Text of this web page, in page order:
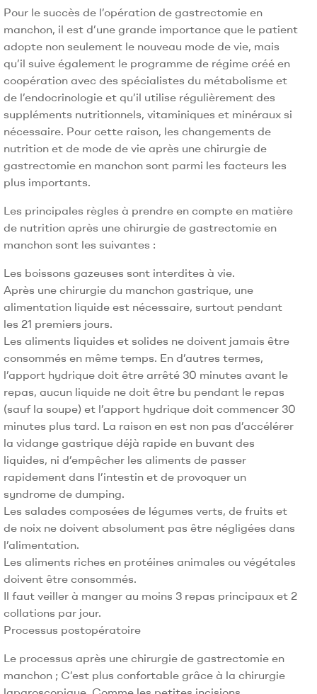
Pour le succès de l’opération de gastrectomie en
manchon, il est d’une grande importance que le patient
adopte non seulement le nouveau mode de vie, mais
qu’il suive également le programme de régime créé en
coopération avec des spécialistes du métabolisme et
de l’endocrinologie et qu’il utilise régulièrement des
suppléments nutritionnels, vitaminiques et minéraux si
nécessaire. Pour cette raison, les changements de
nutrition et de mode de vie après une chirurgie de
gastrectomie en manchon sont parmi les facteurs les
plus importants.
Les principales règles à prendre en compte en matière
de nutrition après une chirurgie de gastrectomie en
manchon sont les suivantes :
Les boissons gazeuses sont interdites à vie.
Après une chirurgie du manchon gastrique, une
alimentation liquide est nécessaire, surtout pendant
les 21 premiers jours.
Les aliments liquides et solides ne doivent jamais être
consommés en même temps. En d’autres termes,
l’apport hydrique doit être arrêté 30 minutes avant le
repas, aucun liquide ne doit être bu pendant le repas
(sauf la soupe) et l’apport hydrique doit commencer 30
minutes plus tard. La raison en est non pas d’accélérer
la vidange gastrique déjà rapide en buvant des
liquides, ni d’empêcher les aliments de passer
rapidement dans l’intestin et de provoquer un
syndrome de dumping.
Les salades composées de légumes verts, de fruits et
de noix ne doivent absolument pas être négligées dans
l’alimentation.
Les aliments riches en protéines animales ou végétales
doivent être consommés.
Il faut veiller à manger au moins 3 repas principaux et 2
collations par jour.
Processus postopératoire
Le processus après une chirurgie de gastrectomie en
manchon ; C’est plus confortable grâce à la chirurgie